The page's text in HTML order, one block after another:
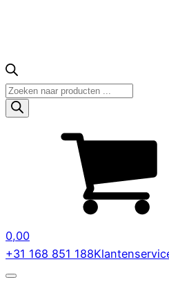
Producten
zoeken
0,00
+31 168 851 188